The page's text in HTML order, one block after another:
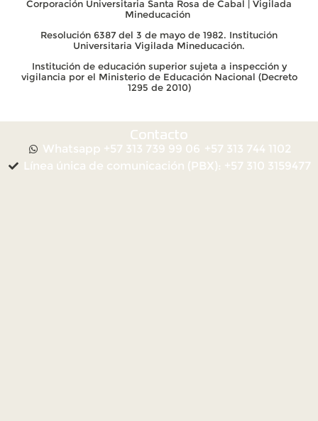
Corporación Universitaria Santa Rosa de Cabal | Vigilada
Mineducación
Resolución 6387 del 3 de mayo de 1982. Institución
Universitaria Vigilada Mineducación.
Institución de educación superior sujeta a inspección y
vigilancia por el Ministerio de Educación Nacional (Decreto
1295 de 2010)
Contacto
Whatsapp +57 313 739 99 06 +57 313 744 1102
Línea única de comunicación (PBX): +57 310 3159477